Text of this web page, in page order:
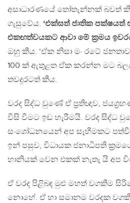
අසාධාරණයේ තෝතැන්නක් බවත්
ගැසුවේය. ‘එක්සත් ජාතික පක්ෂයත්
එකඟත්වයකට ආවා මේ ක‍්‍රමය
ඔහු කීය. ‘ඒක නිසා මං රටේ
100 ක් ඇතුළත ඒක කරන්න මට
තවදුරටත් කීය.
වරද සිද්ධ වුණේ ඒ ප‍්‍රතිඥාව,
වීසි වීමට ඉඩ හැරීමයි. වරද සිද්ධ
සංශෝධනයෙන් අප සෑහීමකට
ඉන් පසුව, විධායක ජනාධිපති
හානියක් වෙන එකක් නැතැ යි අප
ඒ වරද පිළිබඳ මුළු මහත් වගකීම
නොහේ. ඒ හා සමානම වරදක